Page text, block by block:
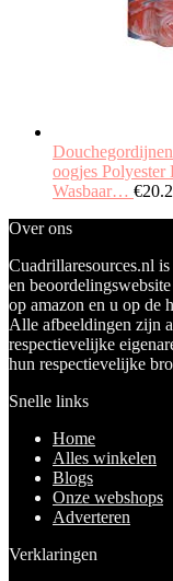
oogjes
Wasbaar… €
Over ons
Cuadrillaresources.nl
en
op amazon en u op de
Alle afbeeldingen zijn
respectievelijke
hun respectievelijke
Snelle links
Home
Alles winkelen
Blogs
Onze webshops
Adverteren
Verklaringen